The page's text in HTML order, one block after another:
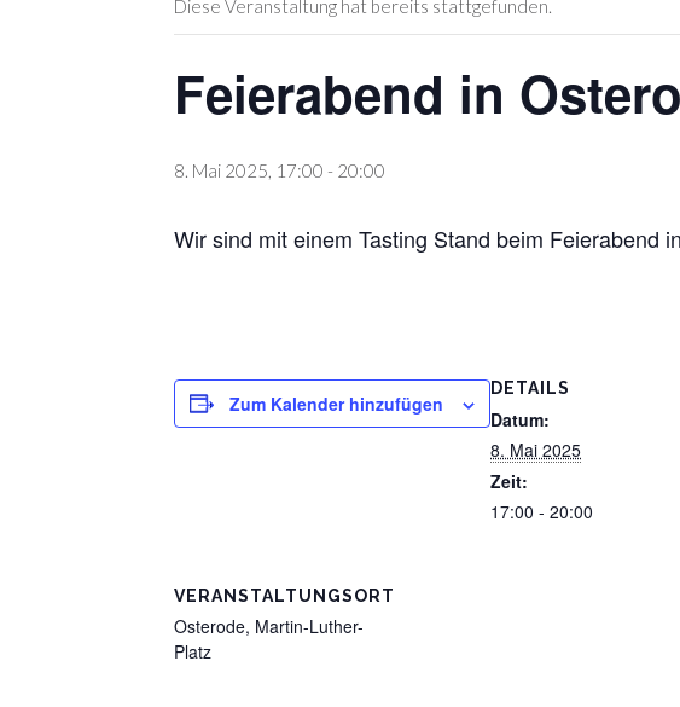
Diese Veranstaltung hat bereits stattgefunden.
Feierabend in
8. Mai 2025, 17:00 - 20:00
Wir sind mit einem Tasting Stand beim Feierabend
Zum Kalender hinzufügen
DETAILS
Datum:
8. Mai 2025
Zeit:
17:00 - 20:00
VERANSTALTUNGSORT
Osterode, Martin-Luther-
Platz